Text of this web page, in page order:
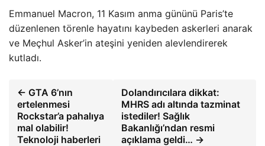
Emmanuel Macron, 11 Kasım anma gününü Paris’te
düzenlenen törenle hayatını kaybeden askerleri anarak
ve Meçhul Asker’in ateşini yeniden alevlendirerek
kutladı.
← GTA 6’nın
ertelenmesi
Rockstar’a pahalıya
mal olabilir!
Teknoloji haberleri
Dolandırıcılara dikkat:
MHRS adı altında tazminat
istediler! Sağlık
Bakanlığı’ndan resmi
açıklama geldi… →